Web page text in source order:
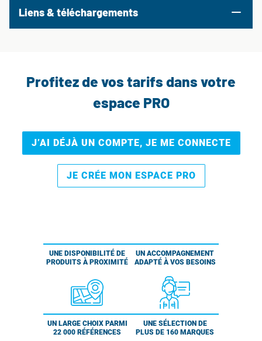
Liens & téléchargements
Profitez de vos tarifs dans votre
espace PRO
J’AI DÉJÀ UN COMPTE, JE ME CONNECTE
JE CRÉE MON ESPACE PRO
UNE DISPONIBILITÉ DE
PRODUITS À PROXIMITÉ
UN ACCOMPAGNEMENT
ADAPTÉ À VOS BESOINS
UN LARGE CHOIX PARMI
22 000 RÉFÉRENCES
UNE SÉLECTION DE
PLUS DE 160 MARQUES